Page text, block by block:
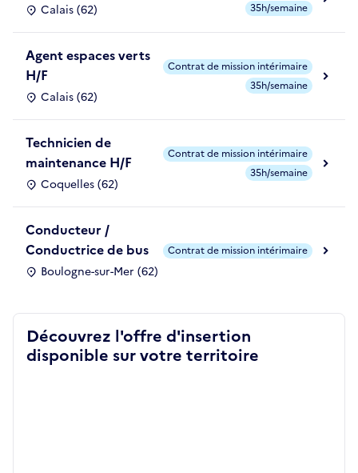
Calais (62)
35h/semaine
Agent espaces verts
H/F
Calais (62)
Contrat de mission intérimaire
35h/semaine
Technicien de
maintenance H/F
Coquelles (62)
Contrat de mission intérimaire
35h/semaine
Conducteur /
Conductrice de bus
Boulogne-sur-Mer (62)
Contrat de mission intérimaire
Découvrez l'offre d'insertion
disponible sur votre territoire